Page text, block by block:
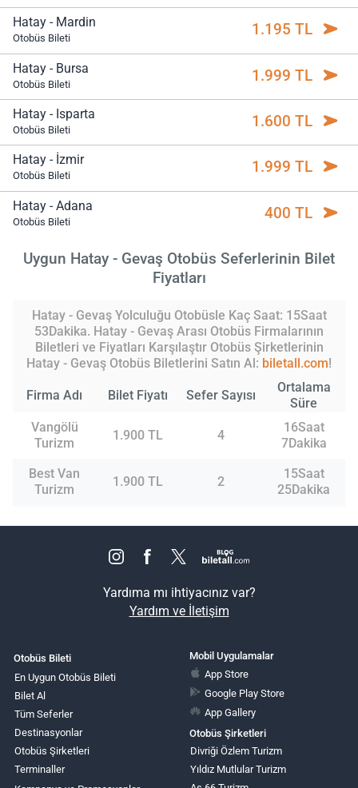
Hatay - Mardin
Otobüs Bileti 1.195 TL
Hatay - Bursa
Otobüs Bileti 1.999 TL
Hatay - Isparta
Otobüs Bileti 1.600 TL
Hatay - İzmir
Otobüs Bileti 1.999 TL
Hatay - Adana
Otobüs Bileti 400 TL
Uygun Hatay - Gevaş Otobüs Seferlerinin Bilet
Fiyatları
Hatay - Gevaş Yolculuğu Otobüsle Kaç Saat: 15Saat
53Dakika. Hatay - Gevaş Arası Otobüs Firmalarının
Biletleri ve Fiyatları Karşılaştır Otobüs Şirketlerinin
Hatay - Gevaş Otobüs Biletlerini Satın Al: biletall.com!
Firma Adı Bilet Fiyatı Sefer Sayısı
Ortalama
Süre
Vangölü
Turizm
1.900 TL 4
16Saat
7Dakika
Best Van
Turizm
1.900 TL 2
15Saat
25Dakika
Yardıma mı ihtiyacınız var?
Yardım ve İletişim
Otobüs Bileti
En Uygun Otobüs Bileti
Bilet Al
Tüm Seferler
Destinasyonlar
Otobüs Şirketleri
Terminaller
Mobil Uygulamalar
App Store
Google Play Store
App Gallery
Otobüs Şirketleri
Divriği Özlem Turizm
Yıldız Mutlular Turizm